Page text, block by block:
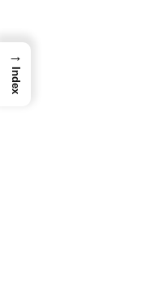
→
Index